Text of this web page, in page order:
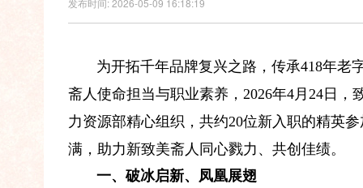
发布时间: 2026-05-09 16:18:19
为开拓千年品牌复兴之路，传承418年老
斋人使命担当与职业素养，2026年4月24日
力资源部精心组织，共约20位新入职的精英
满，助力新致美斋人同心戮力、共创佳绩。
一、破冰启新、凤凰展翅